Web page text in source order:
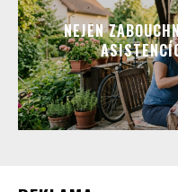
NEJEN